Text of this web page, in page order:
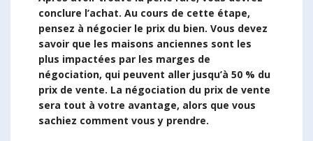
conclure l’achat. Au cours de cette étape,
pensez à négocier le prix du bien. Vous devez
savoir que les maisons anciennes sont les
plus impactées par les marges de
négociation, qui peuvent aller jusqu’à 50 % du
prix de vente. La négociation du prix de vente
sera tout à votre avantage, alors que vous
sachiez comment vous y prendre.